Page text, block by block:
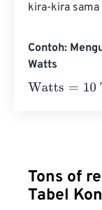
kira-kira
Contoh:
Watts
Watts= 10
Tons of
Tabel